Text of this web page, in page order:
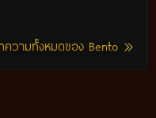
ความทั้งหมดของ Bento